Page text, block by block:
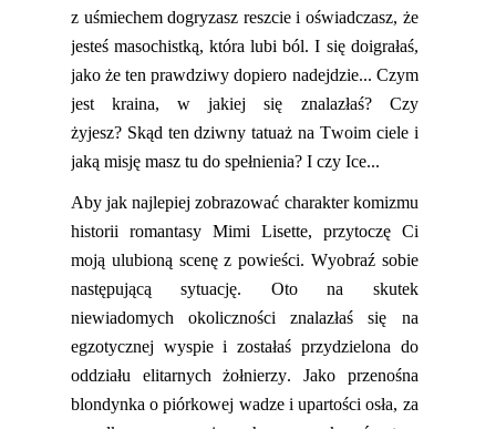
z uśmiechem dogryzasz reszcie i oświadczasz, że
jesteś masochistką, która lubi ból. I się doigrałaś,
jako że ten prawdziwy dopiero nadejdzie... Czym
jest kraina, w jakiej się znalazłaś? Czy
żyjesz? Skąd ten dziwny tatuaż na Twoim ciele i
jaką misję masz tu do spełnienia? I czy Ice...
Aby jak najlepiej zobrazować charakter komizmu
historii romantasy Mimi Lisette, przytoczę Ci
moją ulubioną scenę z powieści. Wyobraź sobie
następującą sytuację. Oto na skutek
niewiadomych okoliczności znalazłaś się na
egzotycznej wyspie i zostałaś przydzielona do
oddziału elitarnych żołnierzy. Jako przenośna
blondynka o piórkowej wadze i upartości osła, za